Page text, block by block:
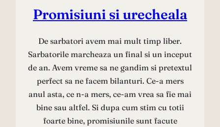
Promisiuni si urecheala
De sarbatori avem mai mult timp liber.
Sarbatorile marcheaza un final si un inceput
de an. Avem vreme sa ne gandim si pretextul
perfect sa ne facem bilanturi. Ce-a mers
anul asta, ce n-a mers, ce-am vrea sa fie mai
bine sau altfel. Si dupa cum stim cu totii
foarte bine, promisiunile sunt facute